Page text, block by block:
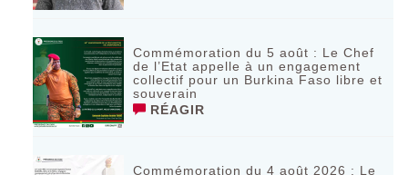
Commémoration du 5 août : Le Chef
de l’Etat appelle à un engagement
collectif pour un Burkina Faso libre et
souverain
RÉAGIR
Commémoration du 4 août 2026 : Le